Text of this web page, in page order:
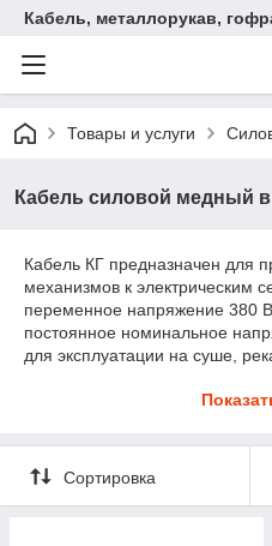
Кабель, металлорукав,
Товары и услуги
Кабель силовой медный
Кабель КГ предназначен для
механизмов к электрическим
переменное напряжение 380
постоянное номинальное
для эксплуатации на суше,
хЛ) и тропическим (КГ-Т)
Сортировка